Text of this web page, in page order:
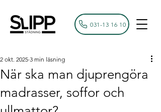
031-13 16 10
När ska man djuprengöra
madrasser, soffor och
2 okt. 2025 3 min läsning